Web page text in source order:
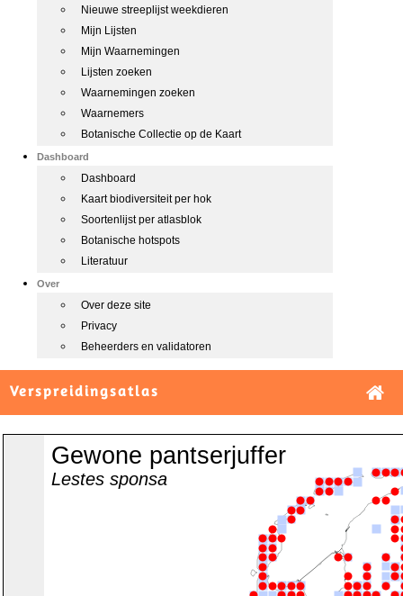
Nieuwe streeplijst weekdieren
Mijn Lijsten
Mijn Waarnemingen
Lijsten zoeken
Waarnemingen zoeken
Waarnemers
Botanische Collectie op de Kaart
Dashboard
Dashboard
Kaart biodiversiteit per hok
Soortenlijst per atlasblok
Botanische hotspots
Literatuur
Over
Over deze site
Privacy
Beheerders en validatoren
Verspreidingsatlas